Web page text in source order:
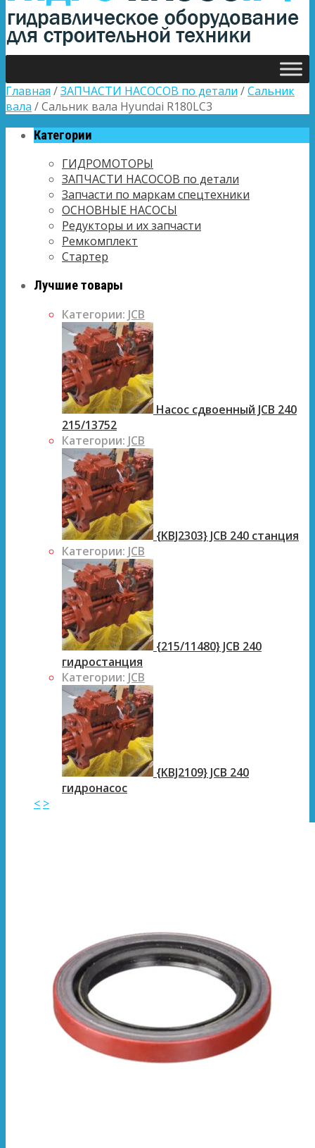
Главная /ЗАПЧАСТИ НАСОСОВ по детали /Сальник
вала / Сальник вала Hyundai R180LC3
Категории
ГИДРОМОТОРЫ
ЗАПЧАСТИ НАСОСОВ по детали
Запчасти по маркам спецтехники
ОСНОВНЫЕ НАСОСЫ
Редукторы и их запчасти
Ремкомплект
Стартер
Лучшие товары
Категории: JCB
Насос сдвоенный JCB 240
215/13752
Категории: JCB
{KBJ2303} JCB 240 станция
Категории: JCB
{215/11480} JCB 240
гидростанция
Категории: JCB
{KBJ2109} JCB 240
гидронасос
< >